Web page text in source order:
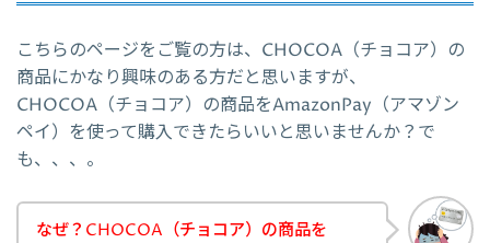
こちらのページをご覧の方は、CHOCOA（チョコア）の
商品にかなり興味のある方だと思いますが、
CHOCOA（チョコア）の商品をAmazonPay（アマゾン
ペイ）を使って購入できたらいいと思いませんか？で
も、、、。
なぜ？CHOCOA（チョコア）の商品を